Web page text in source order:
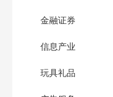
金融证券
信息产业
玩具礼品